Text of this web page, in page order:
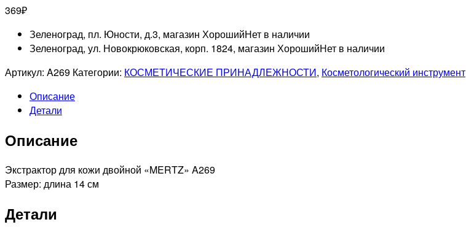
369₽
Зеленоград, пл. Юности, д.3, магазин ХорошийНет в наличии
Зеленоград, ул. Новокрюковская, корп. 1824, магазин ХорошийНет в наличии
Артикул: A269 Категории: КОСМЕТИЧЕСКИЕ ПРИНАДЛЕЖНОСТИ, Косметологический инструмент
Описание
Детали
Описание
Экстрактор для кожи двойной «MERTZ» A269
Размер: длина 14 см
Детали